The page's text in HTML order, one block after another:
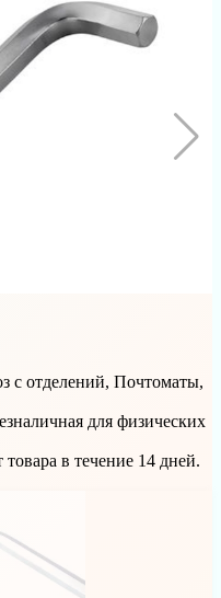
с отделений, Почтоматы,
для физических
в течение 14 дней.